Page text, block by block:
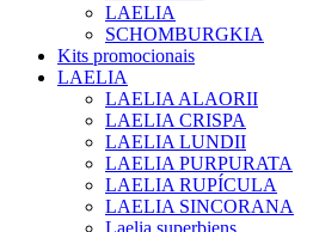
LAELIA
SCHOMBURGKIA
Kits promocionais
LAELIA
LAELIA ALAORII
LAELIA CRISPA
LAELIA LUNDII
LAELIA PURPURATA
LAELIA RUPÍCULA
LAELIA SINCORANA